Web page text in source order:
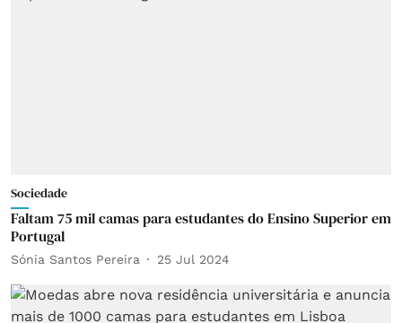
Sociedade
Faltam 75 mil camas para estudantes do Ensino Superior em
Portugal
Sónia Santos Pereira 25 Jul 2024